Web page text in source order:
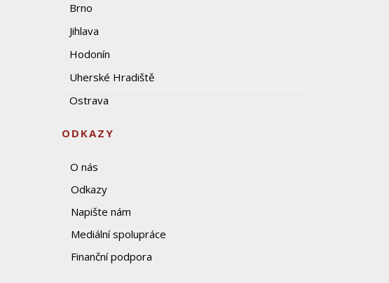
Brno
Jihlava
Hodonín
Uherské Hradiště
Ostrava
ODKAZY
O nás
Odkazy
Napište nám
Mediální spolupráce
Finanční podpora